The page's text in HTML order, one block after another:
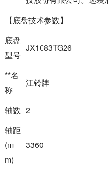
【底盘技术参数】
底盘
型号
JX1083TG26
**名
称
江铃牌
轴数 2
轴距
(m
m)
3360